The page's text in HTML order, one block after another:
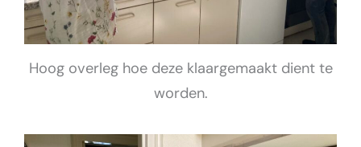
Hoog overleg hoe deze klaargemaakt dient te
worden.